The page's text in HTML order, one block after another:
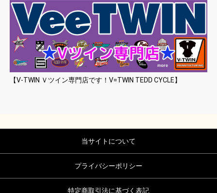
【V-TWIN Ｖツイン専門店です！V=TWIN TEDD CYCLE】
当サイトについて
プライバシーポリシー
特定商取引法に基づく表記